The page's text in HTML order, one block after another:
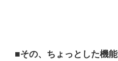
■その、ちょっとした機能